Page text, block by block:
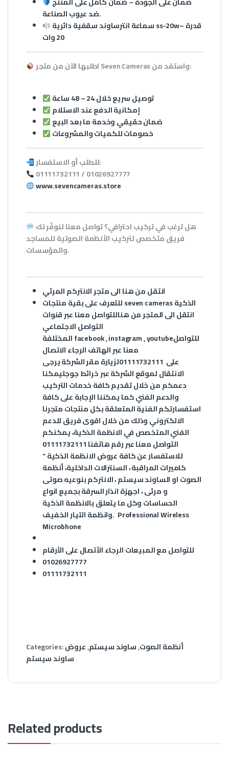
ضد عيوب الصناعة.
20 وات
اطلبها الآن من متجر Seven Cameras واستفد من:
توصيل سريع خلال 24 – 48 ساعة
إمكانية الدفع عند الاستلام
ضمان حقيقي وخدمة ما بعد البيع
خصومات للكميات والمشروعات
للطلب أو الاستفسار:
01111732111 / 01026927777
www.sevencameras.store
فريق متخصص لتركيب الأنظمة الصوتية للمساجد
والمؤسسات.
انتقل منهناالى متجر الانتركم المرئي
للتعرف على بقية منتجاتseven cameras
انتقل الى المتجر منهناللتواصل معنا عبر قنوات
التواصل الاجتماعي
facebook,instagram,youtubeللتواصل
معنا عبر الهاتف الرجاء الاتصال
على 01111732111لزيارة مقر الشركة يرجى
الانتقال لموقع الشركة عبرخرائط جوجليمكنا
دعمكم من خلال تقديم كافة خدمات التركيب
والدعم الفني كما يمكننا الإجابة على كافة
استفسارتكم الفنية المتعلقة بكل منتجات متجرنا
الالكتروني وذلك من خلال اقوى فريق للدعم
الفني المتخصص في الانظمة الذكية، يمكنكم
التواصل معنا عبر رقم هاتفنا 01111732111
للاستفسار عن كافة عروض الانظمة الذكية ”
كاميرات المراقبة ، السنترالات الداخلية، أنظمة
الصوت او الساوند سيستم ، الانتركم بنوعيه صوتى
و مرئى ، اجهزة انذار السرقة بجميع انواع
الحساسات وكل ما يتعلق بالانظمة الذكية
وانظمة التيار الخفيف. Professional Wireless
Microbhone
01026927777
01111732111
Categories: أنظمة الصوت,ساوند سيستم,عروض
ساوند سيستم
Related products